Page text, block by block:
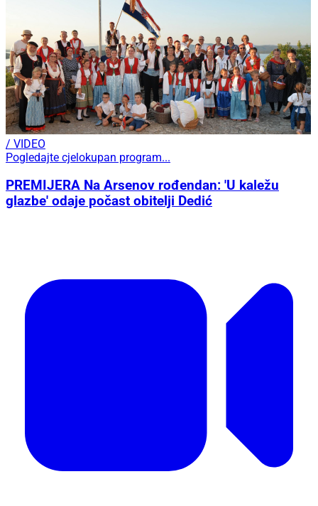
/ VIDEO
Pogledajte cjelokupan program...
PREMIJERA Na Arsenov rođendan: 'U kaležu
glazbe' odaje počast obitelji Dedić